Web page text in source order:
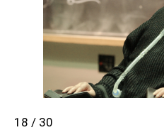
18 / 30